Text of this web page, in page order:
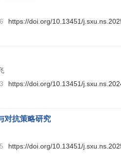
https://doi.org/10.13451/
https://doi.org/10.13451/
对抗策略研究
https://doi.org/10.13451/